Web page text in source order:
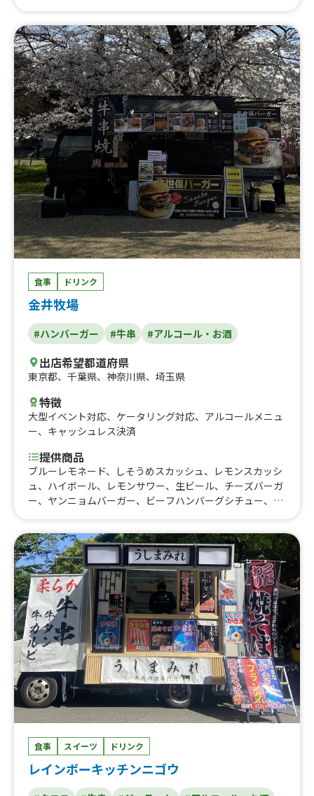
食事 ドリンク
金井牧場
#ハンバーガー #牛串 #アルコール・お酒
出店希望都道府県
東京都、 千葉県、 神奈川県、 埼玉県
特徴
大型イベント対応、 ケータリング対応、 アルコールメニュ
ー、 キャッシュレス決済
提供商品
ブルーレモネード、しそうめスカッシュ、レモンスカッシ
ュ、ハイボール、レモンサワー、生ビール、チーズバーガ
ー、ヤンニョムバーガー、ビーフハンバーグシチュー、広
食事 スイーツ ドリンク
レインボーキッチンニゴウ